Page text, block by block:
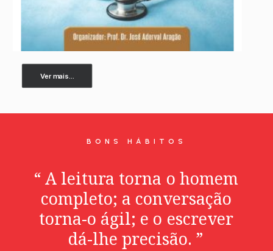
Ver mais...
BONS HÁBITOS
“ A leitura torna o homem
completo; a conversação
torna-o ágil; e o escrever
dá-lhe precisão. ”